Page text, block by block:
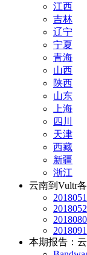
江西
吉林
辽宁
宁夏
青海
山西
陕西
山东
上海
四川
天津
西藏
新疆
浙江
云南到Vultr
本期报告：